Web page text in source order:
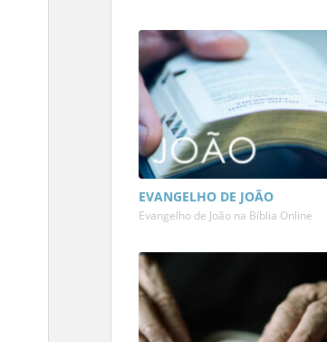
EVANGELHO DE JOÃO
Evangelho de João na Bíblia Online